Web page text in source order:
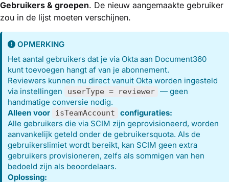
Gebruikers & groepen. De nieuw aangemaakte gebruiker
zou in de lijst moeten verschijnen.
OPMERKING
Het aantal gebruikers dat je via Okta aan Document360
kunt toevoegen hangt af van je abonnement.
Reviewers kunnen nu direct vanuit Okta worden ingesteld
via instellingen
userType = reviewer — geen
handmatige conversie nodig.
Alleen voor
isTeamAccount
configuraties:
Alle gebruikers die via SCIM zijn geprovisioneerd, worden
aanvankelijk geteld onder de gebruikersquota. Als de
gebruikerslimiet wordt bereikt, kan SCIM geen extra
gebruikers provisioneren, zelfs als sommigen van hen
bedoeld zijn als beoordelaars.
Oplossing: